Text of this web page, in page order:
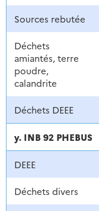
Sources rebutée
Déchets
amiantés, terre
poudre,
calandrite
Déchets DEEE
y. INB 92 PHEBUS
DEEE
Déchets divers